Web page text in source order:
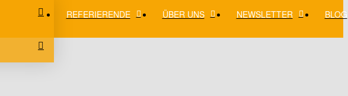
REFERIERENDE ÜBER UNS NEWSLETTER BLOG